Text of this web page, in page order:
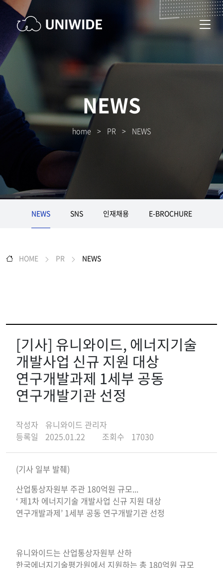
NEWS
home > PR > NEWS
NEWS SNS 인재채용 E-BROCHURE
HOME PR NEWS
[기사] 유니와이드, 에너지기술
개발사업 신규 지원 대상
연구개발과제 1세부 공동
연구개발기관 선정
작성자
유니와이드 관리자
등록일
2025.01.22 조회수 17030
(기사 일부 발췌)
산업통상자원부 주관 180억원 규모...
‘ 제1차 에너지기술 개발사업 신규 지원 대상
연구개발과제’ 1세부 공동 연구개발기관 선정
유니와이드는 산업통상자원부 산하
한국에너지기술평가원에서 지원하는 총 180억원 규모